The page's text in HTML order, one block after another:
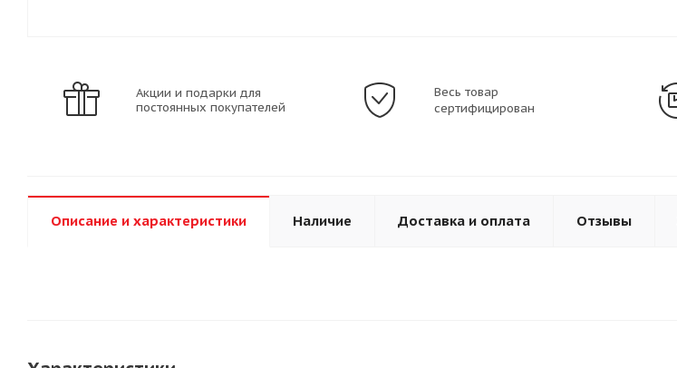
Акции и подарки для
постоянных покупателей
Весь товар
сертифицирован
Описание и характеристики Наличие Доставка и оплата Отзывы